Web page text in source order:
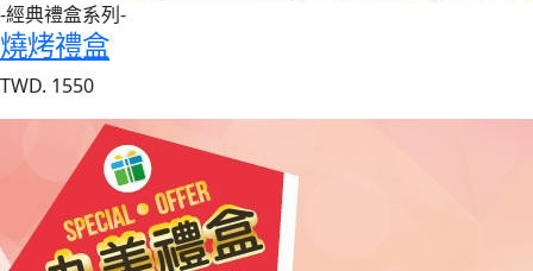
-經典禮盒系列-
燒烤禮盒
TWD. 1550